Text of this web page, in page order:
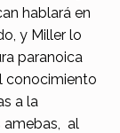
hablará en
y Miller lo
paranoica
conocimiento
a la
amebas, al